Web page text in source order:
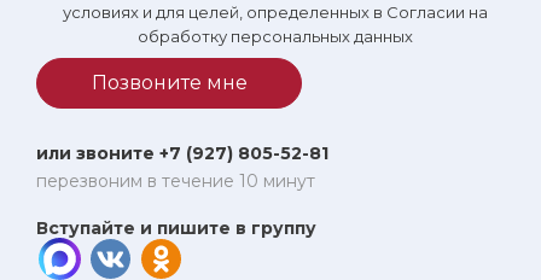
условиях и для целей, определенных в Согласии на
обработку персональных данных
Позвоните мне
или звоните +7 (927) 805-52-81
перезвоним в течение 10 минут
Вступайте и пишите в группу